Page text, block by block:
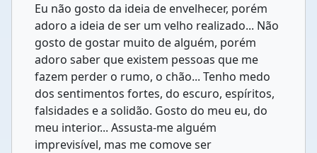
Eu não gosto da ideia de envelhecer, porém
adoro a ideia de ser um velho realizado... Não
gosto de gostar muito de alguém, porém
adoro saber que existem pessoas que me
fazem perder o rumo, o chão... Tenho medo
dos sentimentos fortes, do escuro, espíritos,
falsidades e a solidão. Gosto do meu eu, do
meu interior... Assusta-me alguém
imprevisível, mas me comove ser